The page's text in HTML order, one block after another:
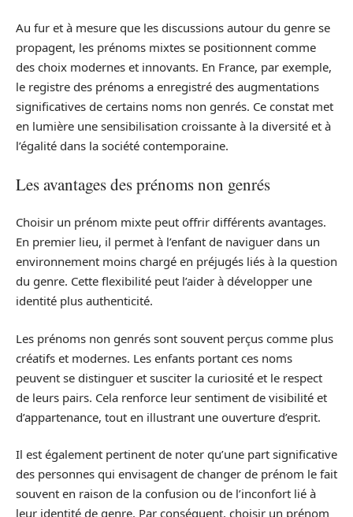
Au fur et à mesure que les discussions autour du genre se
propagent, les prénoms mixtes se positionnent comme
des choix modernes et innovants. En France, par exemple,
le registre des prénoms a enregistré des augmentations
significatives de certains noms non genrés. Ce constat met
en lumière une sensibilisation croissante à la diversité et à
l’égalité dans la société contemporaine.
Les avantages des prénoms non genrés
Choisir un prénom mixte peut offrir différents avantages.
En premier lieu, il permet à l’enfant de naviguer dans un
environnement moins chargé en préjugés liés à la question
du genre. Cette flexibilité peut l’aider à développer une
identité plus authenticité.
Les prénoms non genrés sont souvent perçus comme plus
créatifs et modernes. Les enfants portant ces noms
peuvent se distinguer et susciter la curiosité et le respect
de leurs pairs. Cela renforce leur sentiment de visibilité et
d’appartenance, tout en illustrant une ouverture d’esprit.
Il est également pertinent de noter qu’une part significative
des personnes qui envisagent de changer de prénom le fait
souvent en raison de la confusion ou de l’inconfort lié à
leur identité de genre. Par conséquent, choisir un prénom